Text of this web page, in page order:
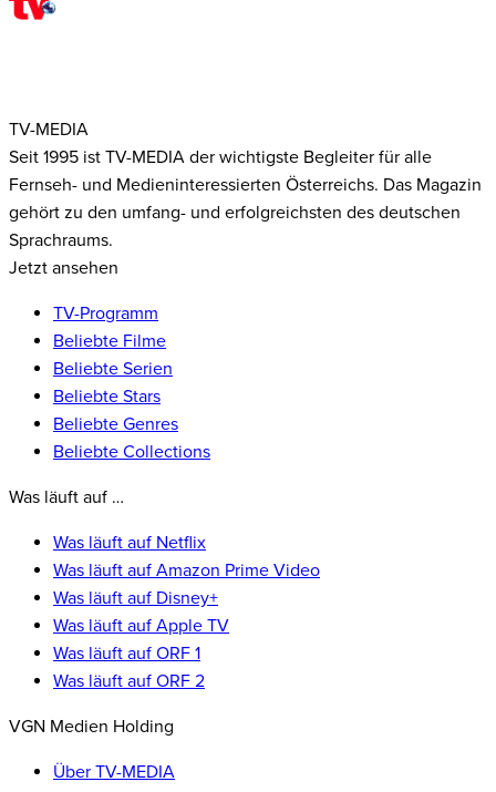
TV-MEDIA
Seit 1995 ist TV-MEDIA der wichtigste Begleiter für alle
Fernseh- und Medieninteressierten Österreichs. Das Magazin
gehört zu den umfang- und erfolgreichsten des deutschen
Sprachraums.
Jetzt ansehen
TV-Programm
Beliebte Filme
Beliebte Serien
Beliebte Stars
Beliebte Genres
Beliebte Collections
Was läuft auf …
Was läuft auf Netflix
Was läuft auf Amazon Prime Video
Was läuft auf Disney+
Was läuft auf Apple TV
Was läuft auf ORF 1
Was läuft auf ORF 2
VGN Medien Holding
Über TV-MEDIA